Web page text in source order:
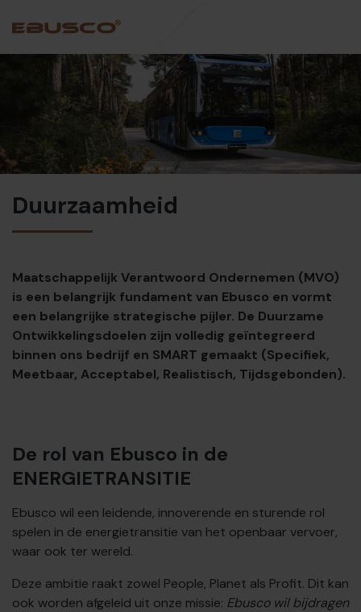
Back (Over ons)
Bedrijfsprofiel
Visie en waarden
Duurzaamheid
Historie
Team
Duurzaamheid
Maatschappelijk Verantwoord Ondernemen (MVO)
is een belangrijk fundament van Ebusco en vormt
een belangrijke strategische pijler. De Duurzame
Ontwikkelingsdoelen zijn volledig geïntegreerd
binnen ons bedrijf en SMART gemaakt (Specifiek,
Meetbaar, Acceptabel, Realistisch, Tijdsgebonden).
De rol van Ebusco in de
ENERGIETRANSITIE
Ebusco wil een leidende, innoverende en sturende rol
spelen in de energietransitie van het openbaar vervoer,
waar ook ter wereld.
Deze ambitie raakt zowel People, Planet als Profit. Dit kan
ook worden afgeleid uit onze missie: Ebusco wil bijdragen